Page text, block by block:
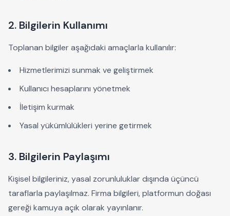
2. Bilgilerin Kullanımı
Toplanan bilgiler aşağıdaki amaçlarla kullanılır:
Hizmetlerimizi sunmak ve geliştirmek
Kullanıcı hesaplarını yönetmek
İletişim kurmak
Yasal yükümlülükleri yerine getirmek
3. Bilgilerin Paylaşımı
Kişisel bilgileriniz, yasal zorunluluklar dışında üçüncü
taraflarla paylaşılmaz. Firma bilgileri, platformun doğası
gereği kamuya açık olarak yayınlanır.